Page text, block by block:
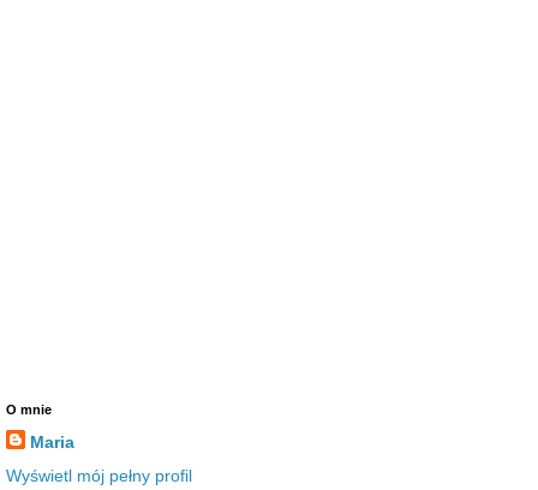
O mnie
Maria
Wyświetl mój pełny profil